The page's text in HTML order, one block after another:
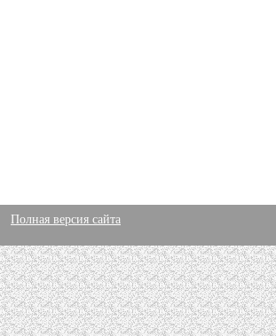
Полная версия сайта